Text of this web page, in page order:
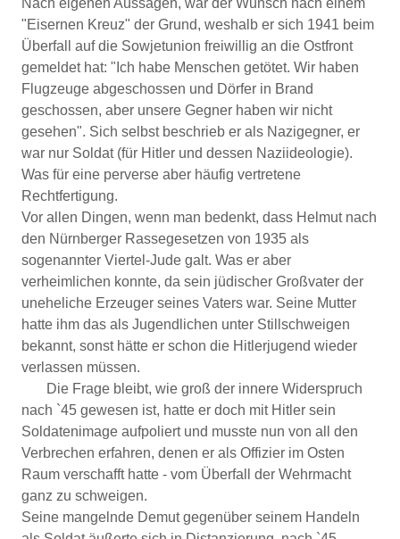
Nach eigenen Aussagen, war der Wunsch nach einem
"Eisernen Kreuz" der Grund, weshalb er sich 1941 beim
Überfall auf die Sowjetunion freiwillig an die Ostfront
gemeldet hat: "Ich habe Menschen getötet. Wir haben
Flugzeuge abgeschossen und Dörfer in Brand
geschossen, aber unsere Gegner haben wir nicht
gesehen". Sich selbst beschrieb er als Nazigegner, er
war nur Soldat (für Hitler und dessen Naziideologie).
Was für eine perverse aber häufig vertretene
Rechtfertigung.
Vor allen Dingen, wenn man bedenkt, dass Helmut nach
den Nürnberger Rassegesetzen von 1935 als
sogenannter Viertel-Jude galt. Was er aber
verheimlichen konnte, da sein jüdischer Großvater der
uneheliche Erzeuger seines Vaters war. Seine Mutter
hatte ihm das als Jugendlichen unter Stillschweigen
bekannt, sonst hätte er schon die Hitlerjugend wieder
verlassen müssen.
Die Frage bleibt, wie groß der innere Widerspruch
nach `45 gewesen ist, hatte er doch mit Hitler sein
Soldatenimage aufpoliert und musste nun von all den
Verbrechen erfahren, denen er als Offizier im Osten
Raum verschafft hatte - vom Überfall der Wehrmacht
ganz zu schweigen.
Seine mangelnde Demut gegenüber seinem Handeln